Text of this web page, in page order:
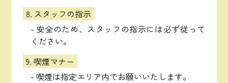
8. スタッフの指示
- 安全のため、スタッフの指示には必ず従って
ください。
9. 喫煙マナー
- 喫煙は指定エリア内でお願いいたします。